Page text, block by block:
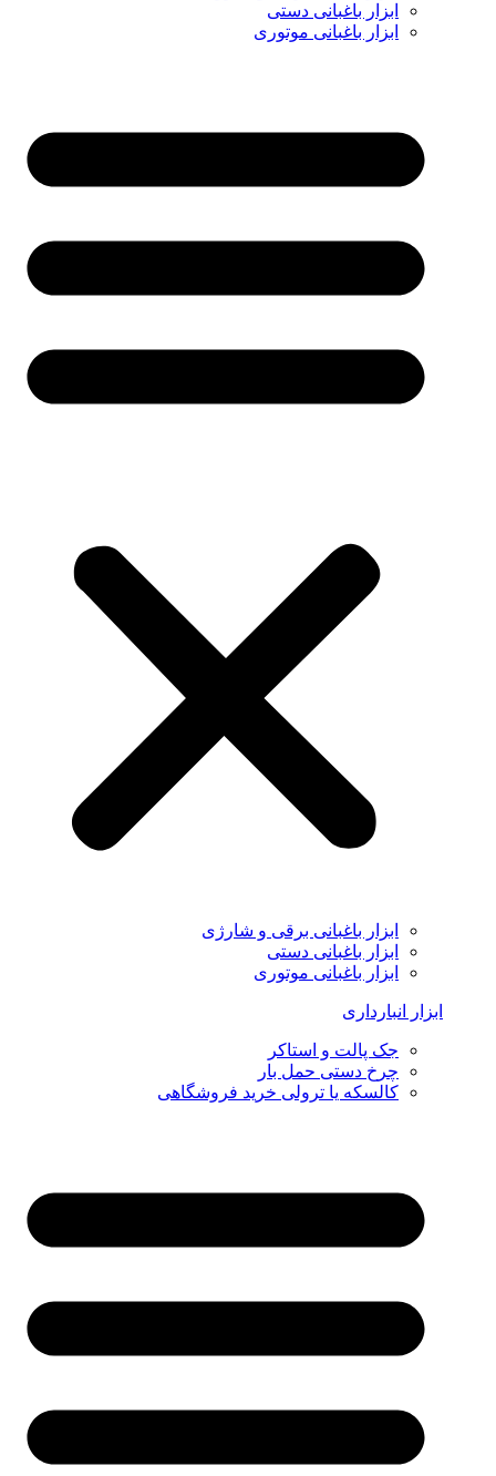
ابزار باغبانی دستی
ابزار باغبانی موتوری
ابزار باغبانی برقی و شارژی
ابزار باغبانی دستی
ابزار باغبانی موتوری
ابزار انبارداری
جک پالت و استاکر
چرخ دستی حمل بار
کالسکه یا ترولی خرید فروشگاهی